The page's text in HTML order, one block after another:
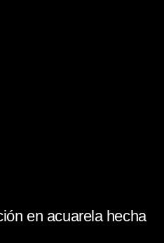
en acuarela hecha